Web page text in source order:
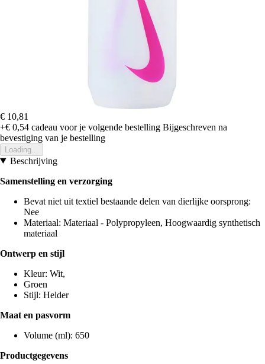
€ 10,81
+€ 0,54 cadeau voor je volgende bestelling Bijgeschreven na
bevestiging van je bestelling
Loading...
Beschrijving
Samenstelling en verzorging
Bevat niet uit textiel bestaande delen van dierlijke oorsprong:
Nee
Materiaal: Materiaal - Polypropyleen, Hoogwaardig synthetisch
materiaal
Ontwerp en stijl
Kleur: Wit,
Groen
Stijl: Helder
Maat en pasvorm
Volume (ml): 650
Productgegevens